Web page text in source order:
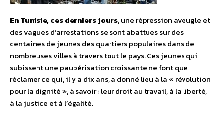
En Tunisie, ces derniers jours, une répression aveugle et
des vagues d’arrestations se sont abattues sur des
centaines de jeunes des quartiers populaires dans de
nombreuses villes à travers tout le pays. Ces jeunes qui
subissent une paupérisation croissante ne font que
réclamer ce qui, il y a dix ans, a donné lieu à la « révolution
pour la dignité », à savoir : leur droit au travail, à la liberté,
à la justice et à l’égalité.